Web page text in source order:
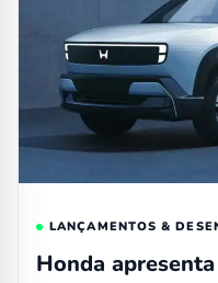
LANÇAMENTOS &
Honda